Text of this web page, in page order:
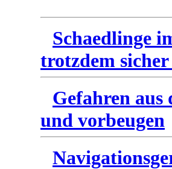
Schaedlinge
trotzdem
Gefahren
und vorbeugen